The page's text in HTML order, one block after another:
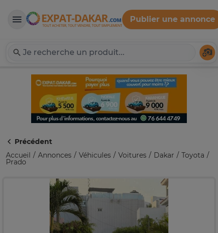
Expat-Dakar
Publier une annonce
Précédent
Accueil
Annonces Véhicules Voitures Dakar Toyota
Prado